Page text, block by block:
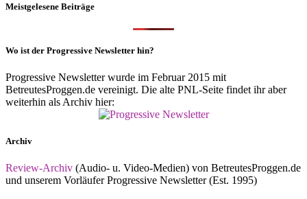
Meistgelesene Beiträge
Wo ist der Progressive Newsletter hin?
Progressive Newsletter wurde im Februar 2015 mit
BetreutesProggen.de vereinigt. Die alte PNL-Seite findet ihr aber
weiterhin als Archiv hier:
Archiv
Review-Archiv (Audio- u. Video-Medien) von BetreutesProggen.de
und unserem Vorläufer Progressive Newsletter (Est. 1995)